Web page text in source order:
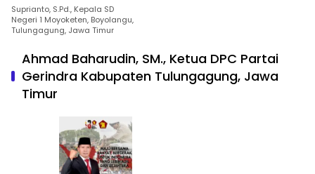
Suprianto, S.Pd., Kepala SD
Negeri 1 Moyoketen, Boyolangu,
Tulungagung, Jawa Timur
Ahmad Baharudin, SM., Ketua DPC Partai
Gerindra Kabupaten Tulungagung, Jawa
Timur